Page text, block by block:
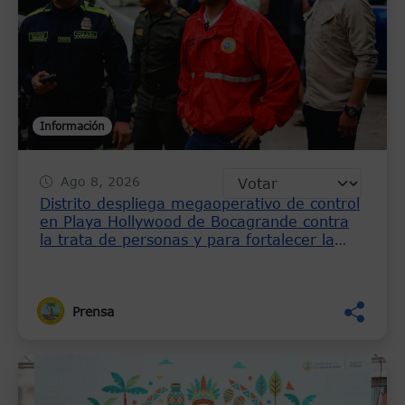
Información
Ago 8, 2026
Distrito despliega megaoperativo de control
en Playa Hollywood de Bocagrande contra
la trata de personas y para fortalecer la
Prensa